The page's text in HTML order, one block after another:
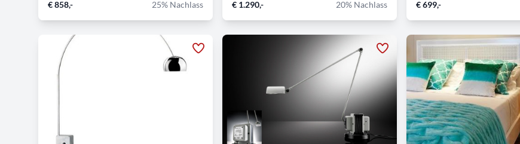
€ 858,- 25% Nachlass € 1.290,- 20% Nachlass € 699,-